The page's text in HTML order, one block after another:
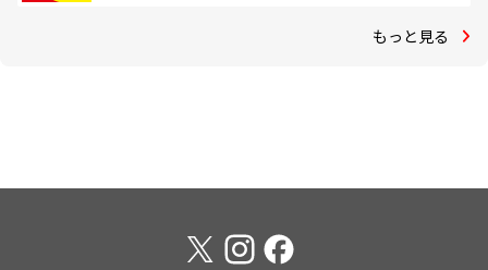
もっと見る